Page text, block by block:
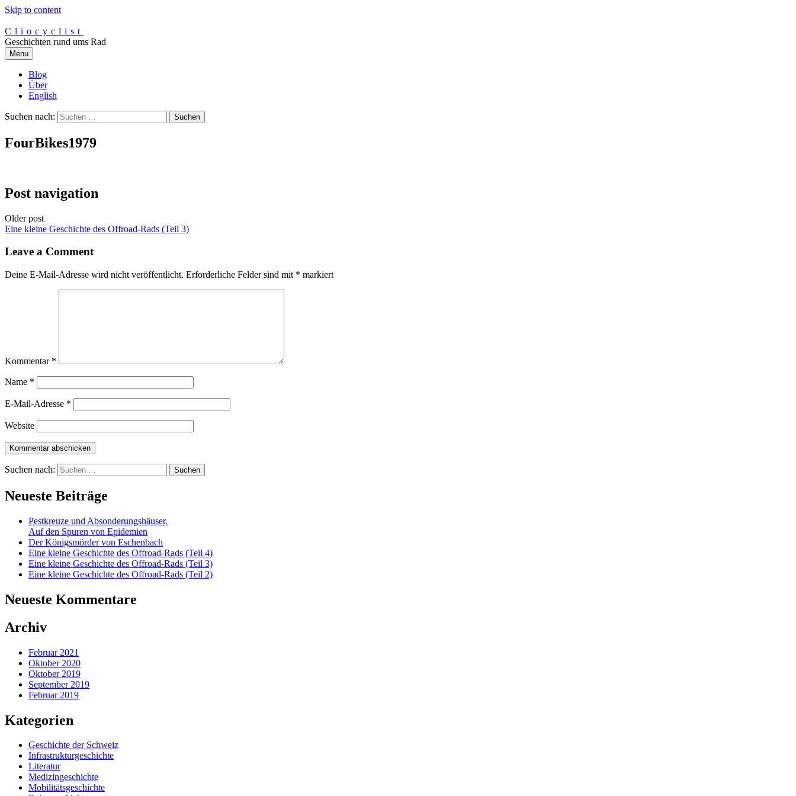
Skip to content
Cliocyclist
Geschichten rund ums Rad
Menu
Blog
Über
English
Suchen nach:
FourBikes1979
Post navigation
Older post
Eine kleine Geschichte des Offroad-Rads (Teil 3)
Leave a Comment
Deine E-Mail-Adresse wird nicht veröffentlicht. Erforderliche Felder sind mit * markiert
Kommentar *
Name *
E-Mail-Adresse *
Website
Suchen nach:
Neueste Beiträge
Pestkreuze und Absonderungshäuser.
Auf den Spuren von Epidemien
Der Königsmörder von Eschenbach
Eine kleine Geschichte des Offroad-Rads (Teil 4)
Eine kleine Geschichte des Offroad-Rads (Teil 3)
Eine kleine Geschichte des Offroad-Rads (Teil 2)
Neueste Kommentare
Archiv
Februar 2021
Oktober 2020
Oktober 2019
September 2019
Februar 2019
Kategorien
Geschichte der Schweiz
Infrastrukturgeschichte
Literatur
Medizingeschichte
Mobilitätsgeschichte